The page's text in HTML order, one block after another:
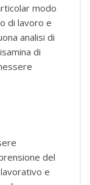
modo
di lavoro e
analisi di
di
del
e